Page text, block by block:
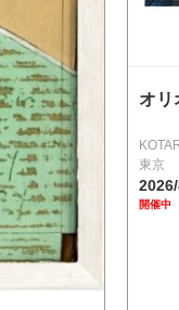
オリ
東京
開催中